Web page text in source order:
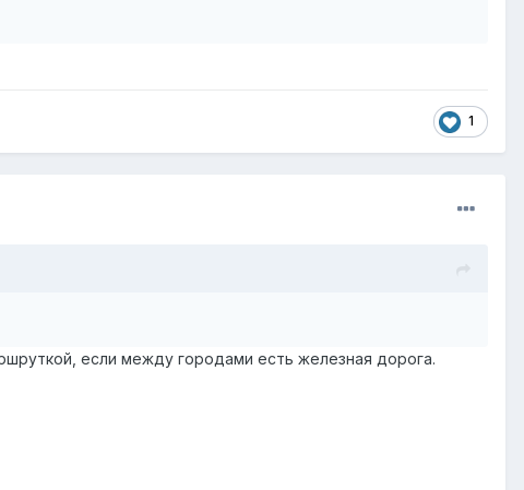
1
если между городами есть железная дорога.